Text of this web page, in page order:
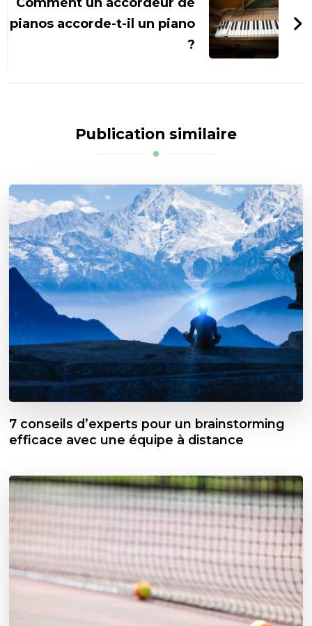
pianos accorde-t-il un piano
?
Publication similaire
7 conseils d’experts pour un brainstorming
efficace avec une équipe à distance